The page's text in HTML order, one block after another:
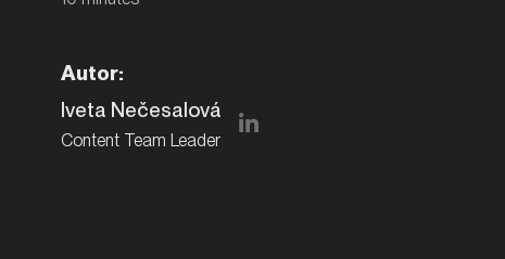
Autor:
Iveta Nečesalová
Content Team Leader